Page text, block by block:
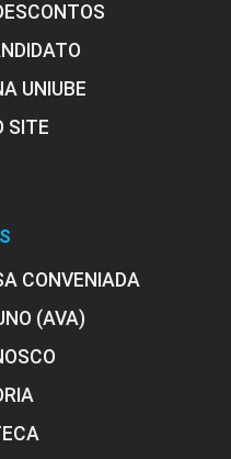
UNIUBE
SITE
CONVENIADA
(AVA)